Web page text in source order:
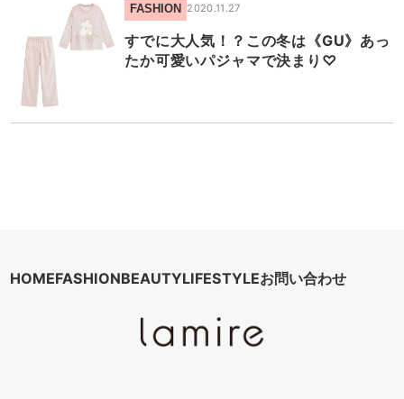
FASHION 2020.11.27
すでに大人気！？この冬は《GU》あっ
たか可愛いパジャマで決まり♡
HOMEFASHIONBEAUTYLIFESTYLEお問い合わせ